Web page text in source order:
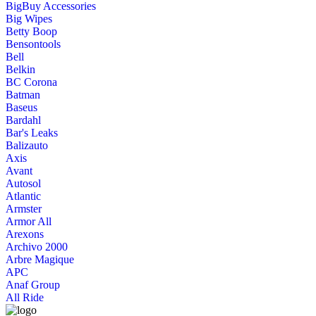
BigBuy Accessories
Big Wipes
Betty Boop
Bensontools
Bell
Belkin
BC Corona
Batman
Baseus
Bardahl
Bar's Leaks
Balizauto
Axis
Avant
Autosol
Atlantic
Armster
Armor All
Arexons
Archivo 2000
Arbre Magique
APC
Anaf Group
All Ride